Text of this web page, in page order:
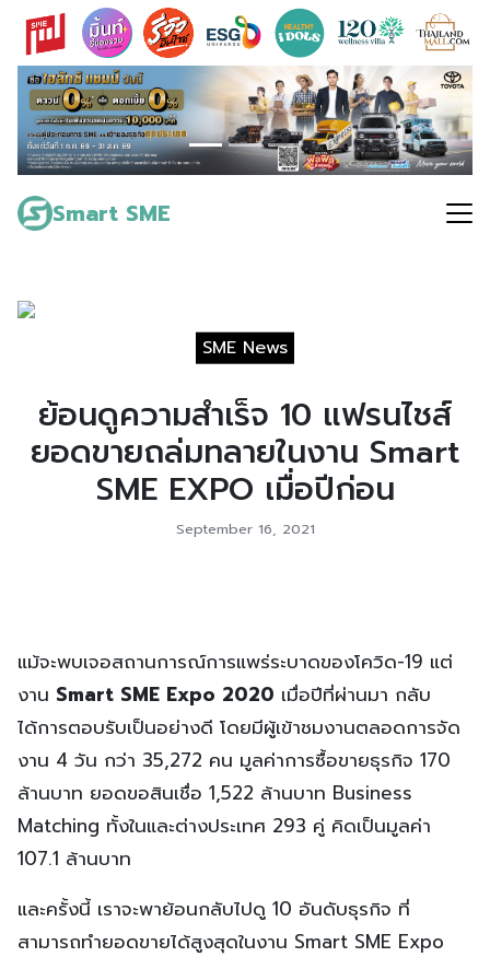
Skip
content
Smart SME
Search
for:
SME News
ย้อนดูความสำเร็จ 10 แฟรนไชส์
ยอดขายถล่มทลายในงาน Smart
SME EXPO เมื่อปีก่อน
September 16, 2021
แม้จะพบเจอสถานการณ์การแพร่ระบาดของโควิด-19 แต่
งาน Smart SME Expo 2020 เมื่อปีที่ผ่านมา กลับ
ได้การตอบรับเป็นอย่างดี โดยมีผู้เข้าชมงานตลอดการจัด
งาน 4 วัน กว่า 35,272 คน มูลค่าการซื้อขายธุรกิจ 170
ล้านบาท ยอดขอสินเชื่อ 1,522 ล้านบาท Business
Matching ทั้งในและต่างประเทศ 293 คู่ คิดเป็นมูลค่า
107.1 ล้านบาท
และครั้งนี้ เราจะพาย้อนกลับไปดู 10 อันดับธุรกิจ ที่
สามารถทำยอดขายได้สูงสุดในงาน Smart SME Expo